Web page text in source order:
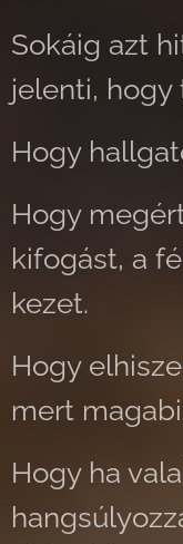
Sokáig azt
jelenti, hogy
Hogy
Hogy
kifogást, a
kezet.
Hogy
mert
Hogy ha